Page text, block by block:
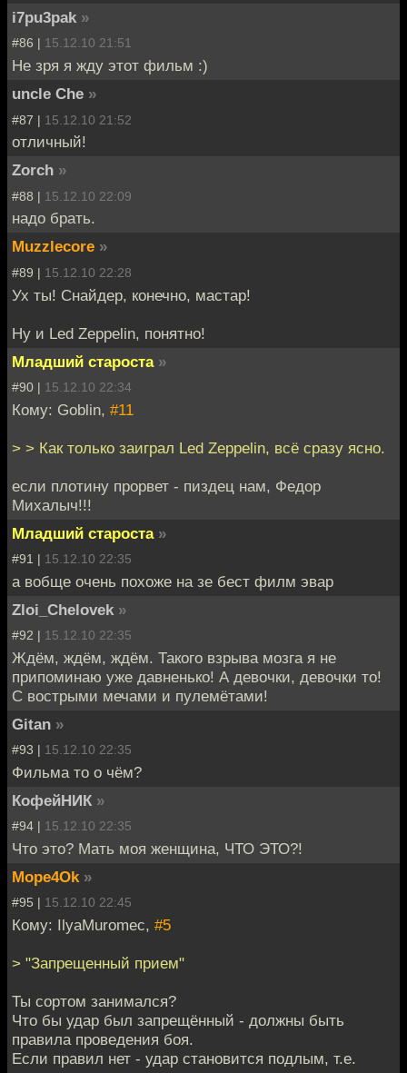
i7pu3pak »
#86 | 15.12.10 21:51
Не зря я жду этот фильм :)
uncle Che »
#87 | 15.12.10 21:52
отличный!
Zorch »
#88 | 15.12.10 22:09
надо брать.
Muzzlecore »
#89 | 15.12.10 22:28
Ух ты! Снайдер, конечно, мастар!
Ну и Led Zeppelin, понятно!
Младший староста »
#90 | 15.12.10 22:34
Кому: Goblin, #11
> > Как только заиграл Led Zeppelin, всё сразу ясно.
если плотину прорвет - пиздец нам, Федор
Михалыч!!!
Младший староста »
#91 | 15.12.10 22:35
а вобще очень похоже на зе бест филм эвар
Zloi_Chelovek »
#92 | 15.12.10 22:35
Ждём, ждём, ждём. Такого взрыва мозга я не
припоминаю уже давненько! А девочки, девочки то!
С вострыми мечами и пулемётами!
Gitan »
#93 | 15.12.10 22:35
Фильма то о чём?
КофейНИК »
#94 | 15.12.10 22:35
Что это? Мать моя женщина, ЧТО ЭТО?!
Mope4Ok »
#95 | 15.12.10 22:45
Кому: IlyaMuromec, #5
> "Запрещенный прием"
Ты сортом занимался?
Что бы удар был запрещённый - должны быть
правила проведения боя.
Если правил нет - удар становится подлым, т.е.